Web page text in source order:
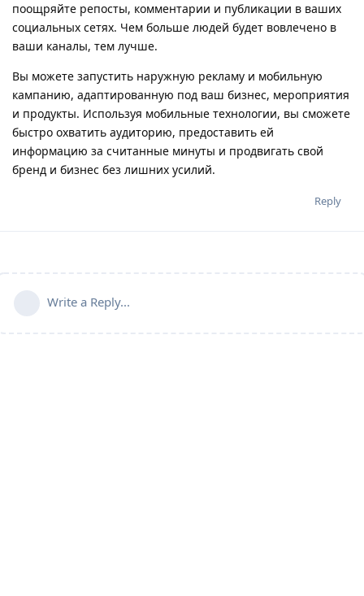
поощряйте репосты, комментарии и публикации в ваших
социальных сетях. Чем больше людей будет вовлечено в
ваши каналы, тем лучше.
Вы можете запустить наружную рекламу и мобильную
кампанию, адаптированную под ваш бизнес, мероприятия
и продукты. Используя мобильные технологии, вы сможете
быстро охватить аудиторию, предоставить ей
информацию за считанные минуты и продвигать свой
бренд и бизнес без лишних усилий.
Reply
Write a Reply...